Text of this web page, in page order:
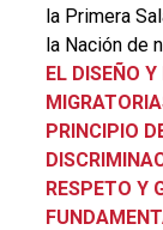
la Primera
la Nación de
EL DISEÑO
PRINCIPIO
RESPETO Y